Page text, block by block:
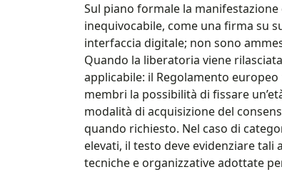
Sul piano formale la
inequivocabile, come una firma su
interfaccia digitale; non sono
Quando la liberatoria viene
applicabile: il Regolamento
membri la possibilità di fissare
modalità di acquisizione del
quando richiesto. Nel caso di
elevati, il testo deve evidenziare tali
tecniche e organizzative adottate